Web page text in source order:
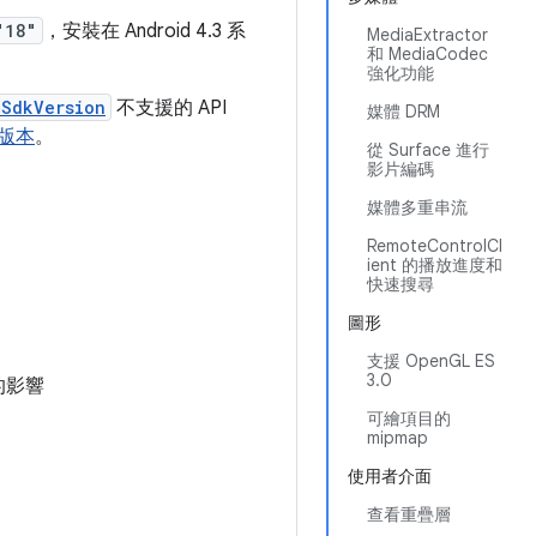
MediaExtractor
和 MediaCodec
強化功能
媒體 DRM
從 Surface 進行
影片編碼
媒體多重串流
RemoteControlCl
ient 的播放進度和
快速搜尋
圖形
支援 OpenGL ES
3.0
可繪項目的
mipmap
使用者介面
查看重疊層
，安裝在 Android 4.3 系
不支援的 API
本。
影響